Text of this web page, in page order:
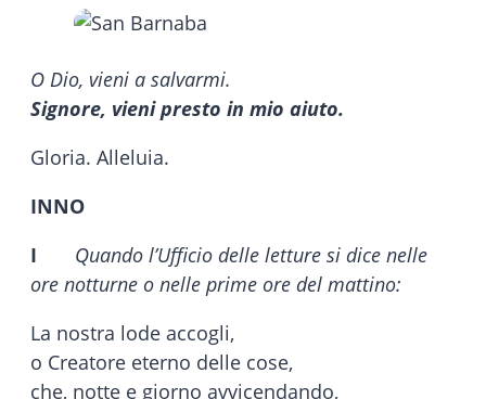
O Dio, vieni a salvarmi.
Signore, vieni presto in mio aiuto.
Gloria. Alleluia.
INNO
I Quando l’Ufficio delle letture si dice nelle
ore notturne o nelle prime ore del mattino:
La nostra lode accogli,
o Creatore eterno delle cose,
che, notte e giorno avvicendando,